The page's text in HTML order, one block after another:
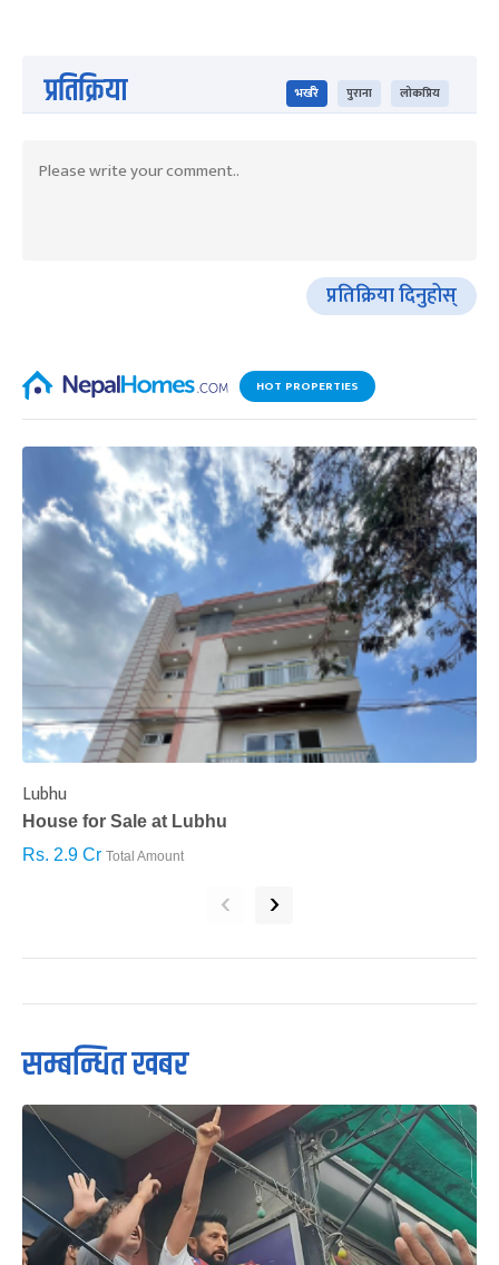
प्रतिक्रिया भर्खरै पुराना लोकप्रिय
प्रतिक्रिया दिनुहोस्
HOT PROPERTIES
Lubhu
House for Sale at Lubhu
Rs. 2.9 Cr Total Amount
‹ ›
सम्बन्धित खबर